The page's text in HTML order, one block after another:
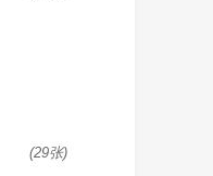
(29张)